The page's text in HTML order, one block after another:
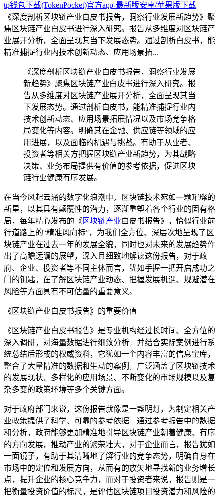
tp钱包下载(TokenPocket)官方app-最新版安卓/苹果版下载
《深度剖析区块链产业白皮书报告，洞察行业发展新趋势》聚
焦区块链产业白皮书进行深入研究。报告从多维度对区块链产
业展开分析，全面呈现其当下发展态势。通过剖析白皮书，能
精准捕捉行业内技术创新动态、应用场景拓...
《深度剖析区块链产业白皮书报告，洞察行业发展
新趋势》聚焦区块链产业白皮书进行深入研究。报
告从多维度对区块链产业展开分析，全面呈现其当
下发展态势。通过剖析白皮书，能精准捕捉行业内
技术创新动态、应用场景拓展情况以及市场竞争格
局变化等内容。明确其在金融、供应链等领域的应
用进展，以及面临的机遇与挑战。有助于从业者、
投资者等相关方把握区块链产业新趋势，为其战略
决策、业务布局提供有价值的参考依据，促进区块
链行业健康有序发展。
在当今风起云涌的数字化浪潮中，区块链技术宛如一颗璀璨的
新星，以其具有颠覆性的潜力，逐渐重塑着各个行业的固有格
局，每年精心发布的《 区块链产业白皮书报告》，恰似行业前
行道路上的“精准风向标”，为我们全方位、深层次地呈现了区
块链产业在过去一年的发展全貌，同时也对未来的发展趋势作
出了高瞻远瞩的展望，深入且细致地解读这份报告，对于政
府、企业、投资者等不同主体而言，犹如手握一把开启成功之
门的钥匙，在了解区块链产业动态、把握发展机遇、规避潜在
风险等方面具有不可估量的重要意义。
《区块链产业白皮书报告》的重要价值
《区块链产业白皮书报告》是专业机构经过长时间、全方位的
深入调研，对海量数据进行细致分析，并结合实际案例进行系
统总结后形成的权威资料，它犹如一个内容丰富的信息宝库，
整合了大量精准的数据和生动的案例，广泛涵盖了区块链技术
的发展现状、多样化的应用场景、不断变化的市场规模以及复
杂多变的政策环境等多个关键方面。
对于政府部门来说，这份报告就像是一盏明灯，为制定相关产
业政策提供了科学、可靠的参考依据，通过参考报告中的数据
和分析，政府能够更加精准地引导区块链产业朝着健康、有序
的方向发展，推动产业的繁荣壮大，对于企业而言，报告犹如
一面镜子，有助于其清晰地了解行业的竞争态势，明确自身在
市场中的定位和发展方向，从而有的放矢地寻找新的业务增长
点，提升企业的核心竞争力，而对于投资者来说，报告则是一
把衡量投资价值的标尺，是评估区块链项目投资潜力和风险的